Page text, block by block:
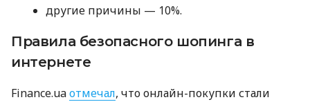
другие причины — 10%.
Правила безопасного шопинга в
интернете
Finance.uaотмечал, что онлайн-покупки стали